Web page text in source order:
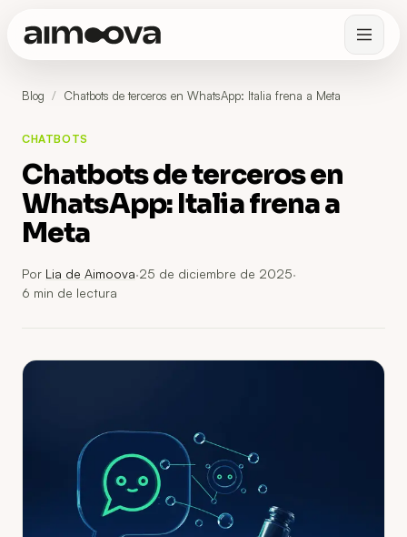
Blog / Chatbots de terceros en WhatsApp: Italia frena a Meta
CHATBOTS
Chatbots de terceros en
WhatsApp: Italia frena a
Meta
Por Lia de Aimoova·25 de diciembre de 2025·
6 min de lectura